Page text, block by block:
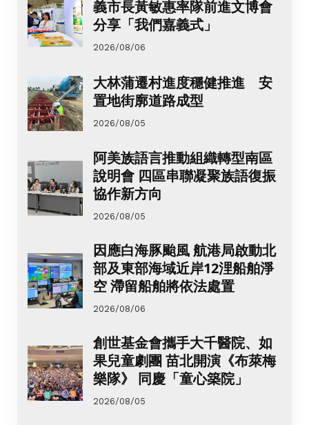
義市長黃敏惠率隊前進文博會
分享「我們嘉義式」
2026/08/06
大林蒲遷村進度穩健推進 安
置地街廓道路成型
2026/08/05
阿美族語言推動組織轉型南區
說明會 四區串聯凝聚族語復振
協作新方向
2026/08/05
因應白海豚颱風 航港局啟動北
部及東部海域近岸12浬船舶淨
空 滯留船舶將依法處置
2026/08/06
創世基金會攜手大千醫院、如
果兒童劇團 苗北開演《布萊梅
樂隊》 同慶「童心築院」
2026/08/05